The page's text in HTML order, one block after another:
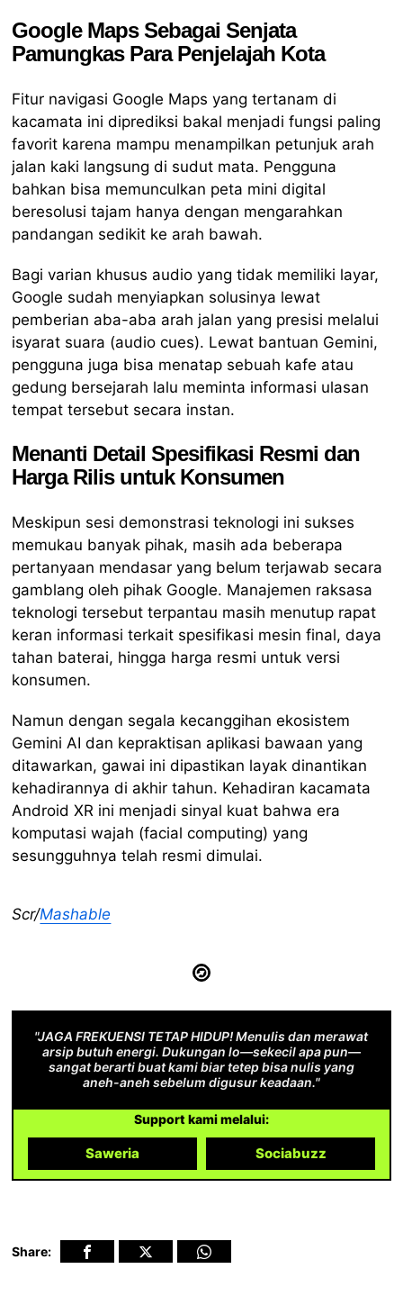
Google Maps Sebagai Senjata
Pamungkas Para Penjelajah Kota
Fitur navigasi Google Maps yang tertanam di
kacamata ini diprediksi bakal menjadi fungsi paling
favorit karena mampu menampilkan petunjuk arah
jalan kaki langsung di sudut mata. Pengguna
bahkan bisa memunculkan peta mini digital
beresolusi tajam hanya dengan mengarahkan
pandangan sedikit ke arah bawah.
Bagi varian khusus audio yang tidak memiliki layar,
Google sudah menyiapkan solusinya lewat
pemberian aba-aba arah jalan yang presisi melalui
isyarat suara (audio cues). Lewat bantuan Gemini,
pengguna juga bisa menatap sebuah kafe atau
gedung bersejarah lalu meminta informasi ulasan
tempat tersebut secara instan.
Menanti Detail Spesifikasi Resmi dan
Harga Rilis untuk Konsumen
Meskipun sesi demonstrasi teknologi ini sukses
memukau banyak pihak, masih ada beberapa
pertanyaan mendasar yang belum terjawab secara
gamblang oleh pihak Google. Manajemen raksasa
teknologi tersebut terpantau masih menutup rapat
keran informasi terkait spesifikasi mesin final, daya
tahan baterai, hingga harga resmi untuk versi
konsumen.
Namun dengan segala kecanggihan ekosistem
Gemini AI dan kepraktisan aplikasi bawaan yang
ditawarkan, gawai ini dipastikan layak dinantikan
kehadirannya di akhir tahun. Kehadiran kacamata
Android XR ini menjadi sinyal kuat bahwa era
komputasi wajah (facial computing) yang
sesungguhnya telah resmi dimulai.
Scr/Mashable
"JAGA FREKUENSI TETAP HIDUP! Menulis dan merawat
arsip butuh energi. Dukungan lo—sekecil apa pun—
sangat berarti buat kami biar tetep bisa nulis yang
aneh-aneh sebelum digusur keadaan."
Support kami melalui:
Saweria Sociabuzz
Share: